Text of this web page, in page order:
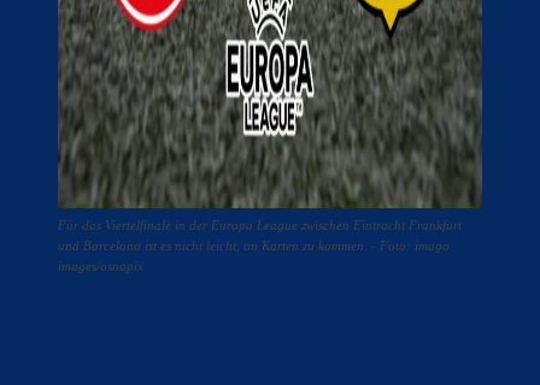
Für das Viertelfinale in der Europa League zwischen Eintracht Frankfurt
und Barcelona ist es nicht leicht, an Karten zu kommen. - Foto: imago
images/osnapix